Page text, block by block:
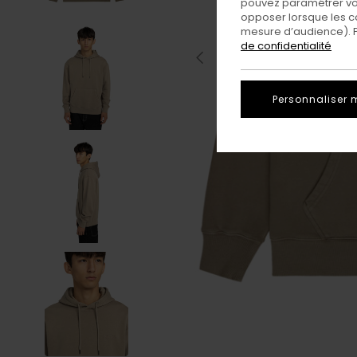
opposer lorsque les
mesure d’audience).
de confidentialité
Personnaliser